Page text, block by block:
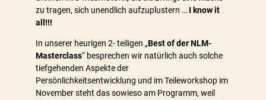
zu tragen, sich unendlich aufzuplustern … I know it
all!!!
In unserer heurigen 2- teiligen „Best of der NLM-
Masterclass“ besprechen wir natürlich auch solche
tiefgehenden Aspekte der
Persönlichkeitsentwicklung und im Teileworkshop im
November steht das sowieso am Programm, weil